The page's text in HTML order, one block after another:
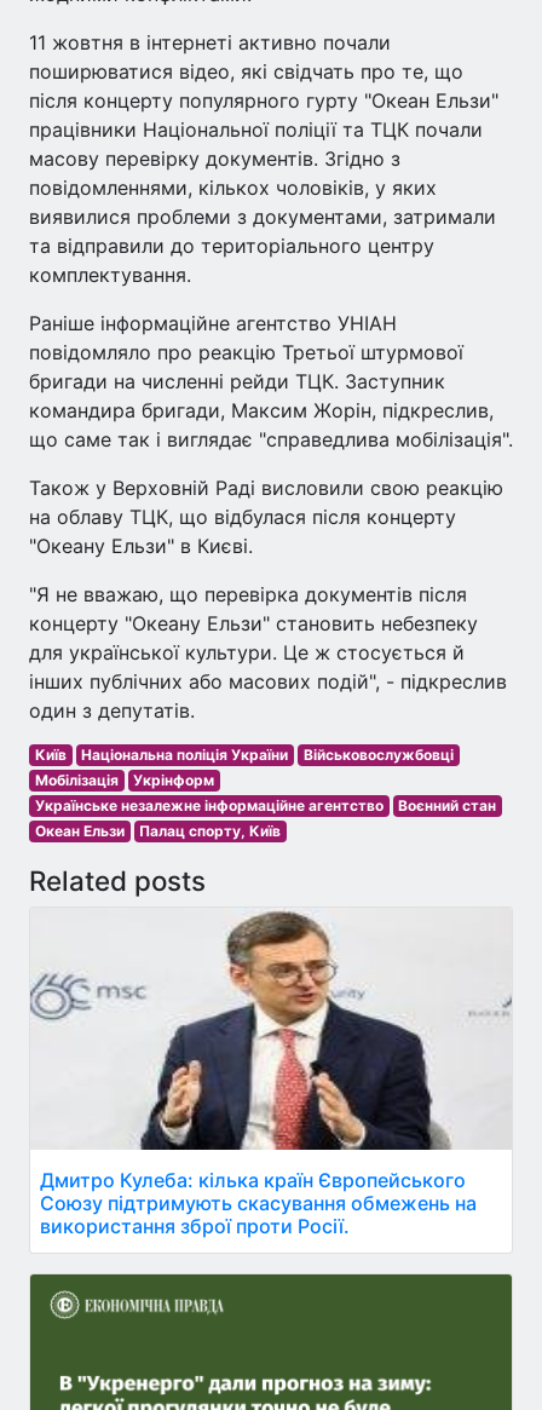
11 жовтня в інтернеті активно почали
поширюватися відео, які свідчать про те, що
після концерту популярного гурту "Океан Ельзи"
працівники Національної поліції та ТЦК почали
масову перевірку документів. Згідно з
повідомленнями, кількох чоловіків, у яких
виявилися проблеми з документами, затримали
та відправили до територіального центру
комплектування.
Раніше інформаційне агентство УНІАН
повідомляло про реакцію Третьої штурмової
бригади на численні рейди ТЦК. Заступник
командира бригади, Максим Жорін, підкреслив,
що саме так і виглядає "справедлива мобілізація".
Також у Верховній Раді висловили свою реакцію
на облаву ТЦК, що відбулася після концерту
"Океану Ельзи" в Києві.
"Я не вважаю, що перевірка документів після
концерту "Океану Ельзи" становить небезпеку
для української культури. Це ж стосується й
інших публічних або масових подій", - підкреслив
один з депутатів.
Київ Національна поліція України
Військовослужбовці
Мобілізація
Укрінформ
Українське незалежне інформаційне агентство
Воєнний стан
Океан Ельзи
Палац спорту, Київ
Related posts
Дмитро Кулеба: кілька країн Європейського
Союзу підтримують скасування обмежень на
використання зброї проти Росії.